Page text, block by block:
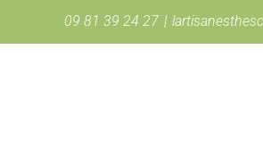
09 81 39 24 27 |